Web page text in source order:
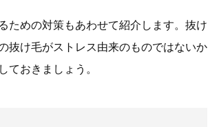
ための対策もあわせて紹介します。抜け
抜け毛がストレス由来のものではないか
ておきましょう。